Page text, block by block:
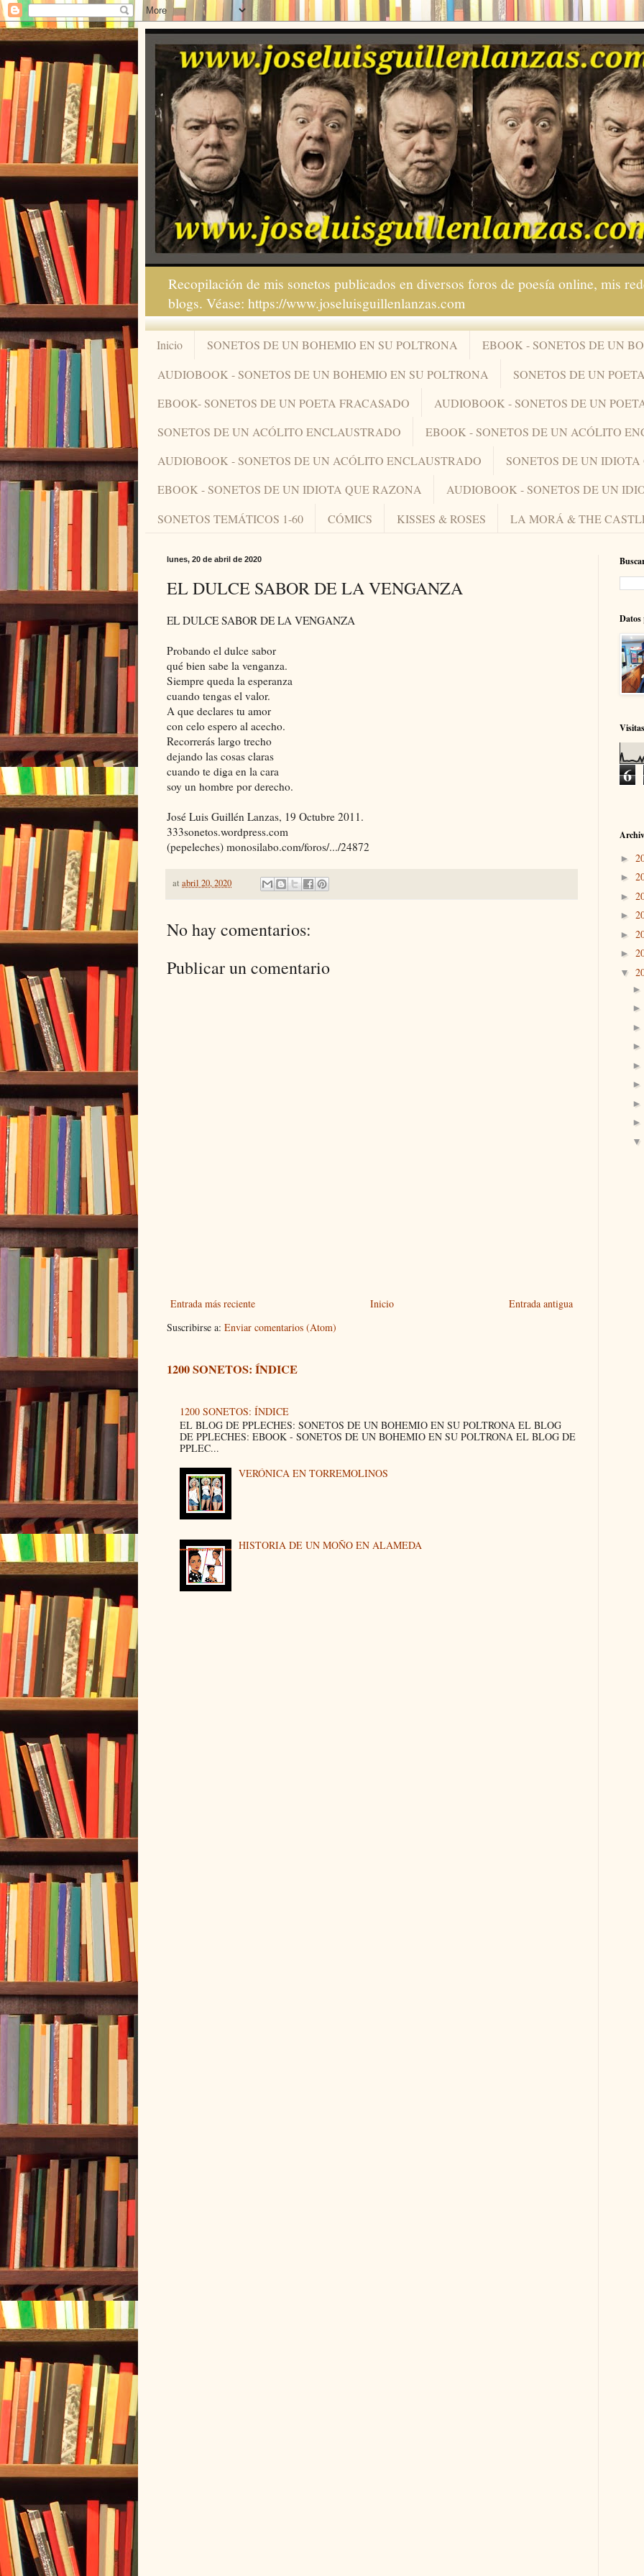
Recopilación de mis sonetos publicados en diversos foros de poesía online, mis
blogs. Véase: https://www.joseluisguillenlanzas.com
Inicio SONETOS DE UN BOHEMIO EN SU POLTRONA
EBOOK - SONETOS DE UN
AUDIOBOOK - SONETOS DE UN BOHEMIO EN SU POLTRONA
SONETOS DE UN
EBOOK- SONETOS DE UN POETA FRACASADO
AUDIOBOOK - SONETOS DE UN
SONETOS DE UN ACÓLITO ENCLAUSTRADO
EBOOK - SONETOS DE UN ACÓLITO
AUDIOBOOK - SONETOS DE UN ACÓLITO ENCLAUSTRADO
SONETOS DE UN
EBOOK - SONETOS DE UN IDIOTA QUE RAZONA
AUDIOBOOK - SONETOS DE UN
SONETOS TEMÁTICOS 1-60
CÓMICS KISSES & ROSES LA MORÁ & THE
lunes, 20 de abril de 2020
EL DULCE SABOR DE LA VENGANZA
EL DULCE SABOR DE LA VENGANZA
Probando el dulce sabor
qué bien sabe la venganza.
Siempre queda la esperanza
cuando tengas el valor.
A que declares tu amor
con celo espero al acecho.
Recorrerás largo trecho
dejando las cosas claras
cuando te diga en la cara
soy un hombre por derecho.
José Luis Guillén Lanzas, 19 Octubre 2011.
333sonetos.wordpress.com
(pepeleches) monosilabo.com/foros/.../24872
at abril 20, 2020
No hay comentarios:
Publicar un comentario
Entrada más reciente Entrada antigua
Inicio
Suscribirse a: Enviar comentarios (Atom)
1200 SONETOS: ÍNDICE
1200 SONETOS: ÍNDICE
EL BLOG DE PPLECHES: SONETOS DE UN BOHEMIO EN SU POLTRONA EL BLOG
DE PPLECHES: EBOOK - SONETOS DE UN BOHEMIO EN SU POLTRONA EL BLOG DE
PPLEC...
VERÓNICA EN TORREMOLINOS
HISTORIA DE UN MOÑO EN ALAMEDA
Datos
Visitas
6
►
►
►
►
►
►
▼